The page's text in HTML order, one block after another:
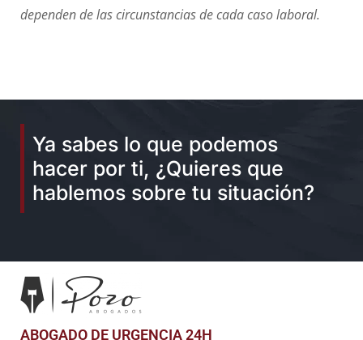
dependen de las circunstancias de cada caso laboral.
Ya sabes lo que podemos
hacer por ti, ¿Quieres que
hablemos sobre tu situación?
ABOGADO DE URGENCIA 24H